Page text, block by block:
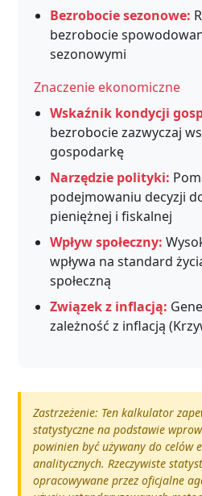
Bezrobocie sezonowe:
bezrobocie
sezonowymi
Znaczenie ekonomiczne
Wskaźnik kondycji
bezrobocie zazwyczaj
gospodarkę
Narzędzie polityki:
podejmowaniu decyzji
pieniężnej i fiskalnej
Wpływ społeczny:
wpływa na standard
społeczną
Związek z inflacją:
zależność z inflacją
Zastrzeżenie: Ten kalkulator
statystyczne na podstawie
powinien być używany do celów
analitycznych. Rzeczywiste
opracowywane przez oficjalne